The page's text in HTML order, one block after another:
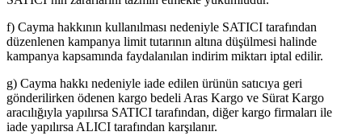
f) Cayma hakkının kullanılması nedeniyle SATICI tarafından
düzenlenen kampanya limit tutarının altına düşülmesi halinde
kampanya kapsamında faydalanılan indirim miktarı iptal edilir.
g) Cayma hakkı nedeniyle iade edilen ürünün satıcıya geri
gönderilirken ödenen kargo bedeli Aras Kargo ve Sürat Kargo
aracılığıyla yapılırsa SATICI tarafından, diğer kargo firmaları ile
iade yapılırsa ALICI tarafından karşılanır.